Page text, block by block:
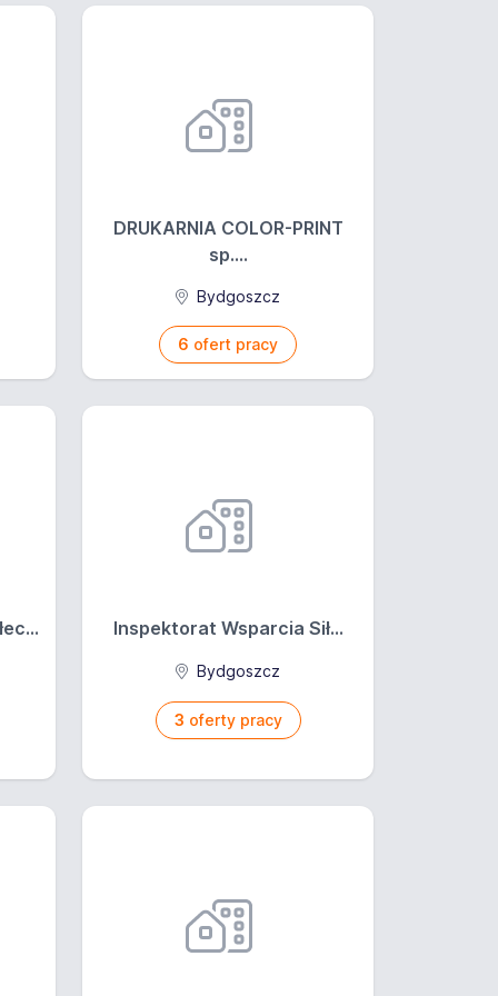
DRUKARNIA COLOR-PRINT
sp....
Bydgoszcz
6 ofert pracy
Inspektorat Wsparcia Sił...
Bydgoszcz
3 oferty pracy